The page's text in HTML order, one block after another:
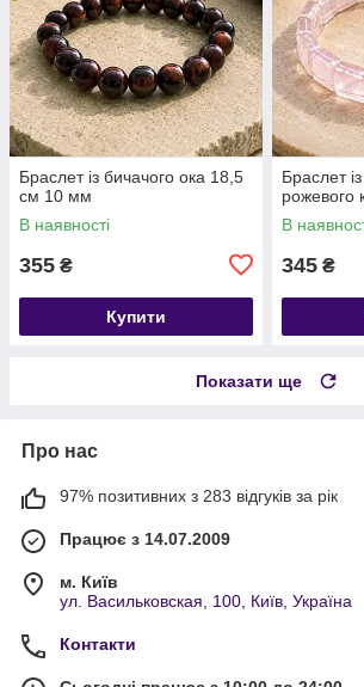
Браслет із бичачого ока 18,5
см 10 мм
В наявності
355 ₴
Купити
​​​​​​​Браслет
рожевого
В
345 ₴
Показати ще
Про нас
97% позитивних з 283 відгуків за рік
Працює з 14.07.2009
м. Київ
ул. Васильковская, 100, Київ, Україна
Контакти